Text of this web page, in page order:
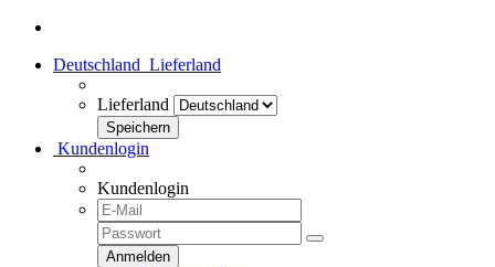
Deutschland Lieferland
Lieferland
Kundenlogin
Kundenlogin